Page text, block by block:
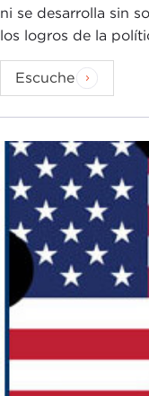
ni se desarrolla sin
los logros de la
Escuche